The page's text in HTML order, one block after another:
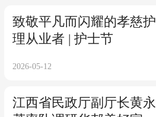
致敬平凡而闪耀的孝慈护
理从业者 | 护士节
2026-05-12
江西省民政厅副厅长黄永